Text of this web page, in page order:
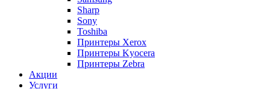
Sharp
Sony
Toshiba
Принтеры Xerox
Принтеры Kyocera
Принтеры Zebra
Акции
Услуги